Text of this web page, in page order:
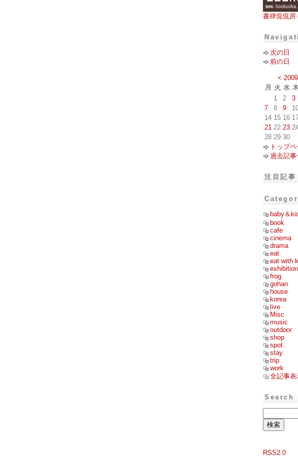
書肆侃侃房
次の日
前の日
<
月
火 水
1
2 3
7
8 9
14 15 16
21 22 23
28 29 30
トップ
過去記事
注目記事
baby＆
book
cafe
cinema
drama
eat
eat with
exhibition
frog
gohan
house
korea
live
Misc
music
outdoor
shop
spot
stay
trip
work
全記事表
Search
RSS2.0